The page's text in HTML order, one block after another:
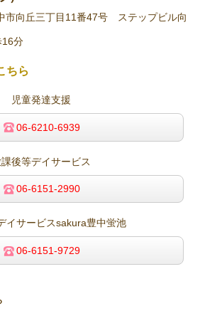
向丘三丁目11番47号 ステップビル向
分
ちら
児童発達支援
06-6210-6939
後等デイサービス
06-6151-2990
イサービスsakura豊中蛍池
06-6151-9729